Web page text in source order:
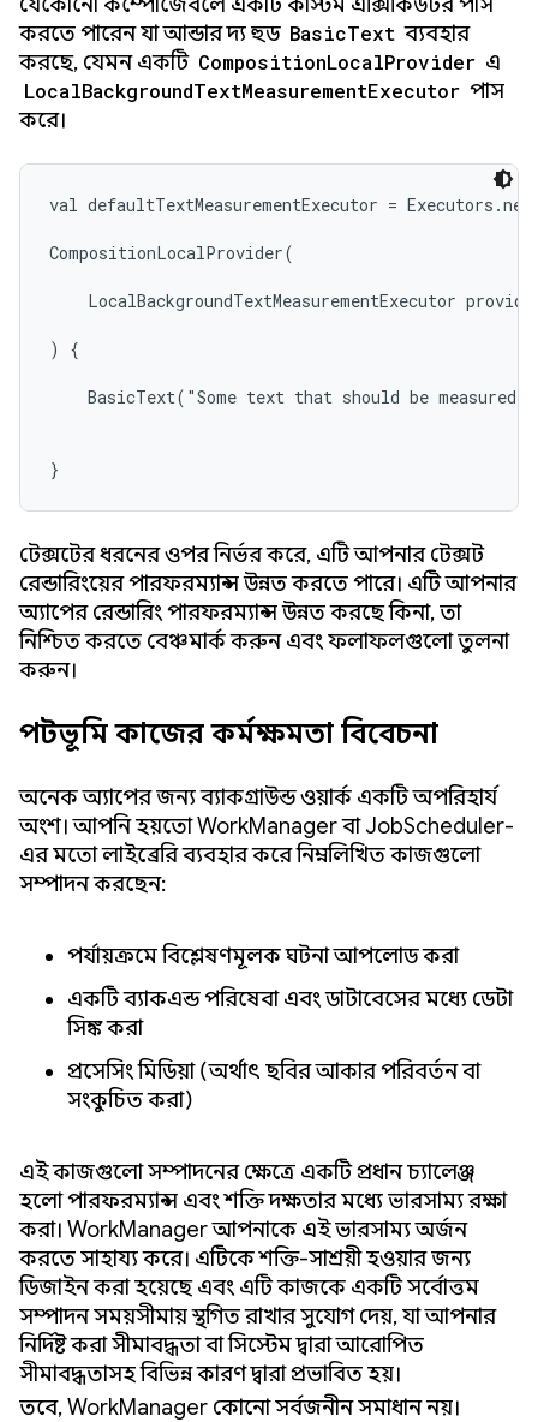
করতে পারেন যা আন্ডার দ্য হুড BasicText ব্যবহার
করছে, যেমন একটি CompositionLocalProvider এ
LocalBackgroundTextMeasurementExecutor পাস
করে।
val defaultTextMeasurementExecutor =
CompositionLocalProvider(
LocalBackgroundTextMeasurementExecutor
) {
BasicText("Some text that should be measured
}
টেক্সটের ধরনের ওপর নির্ভর করে, এটি আপনার টেক্সট
রেন্ডারিংয়ের পারফরম্যান্স উন্নত করতে পারে। এটি আপনার
অ্যাপের রেন্ডারিং পারফরম্যান্স উন্নত করছে কিনা, তা
নিশ্চিত করতে বেঞ্চমার্ক করুন এবং ফলাফলগুলো তুলনা
করুন।
পটভূমি কাজের কর্মক্ষমতা বিবেচনা
অনেক অ্যাপের জন্য ব্যাকগ্রাউন্ড ওয়ার্ক একটি অপরিহার্য
অংশ। আপনি হয়তো WorkManager বা JobScheduler-
এর মতো লাইব্রেরি ব্যবহার করে নিম্নলিখিত কাজগুলো
সম্পাদন করছেন:
পর্যায়ক্রমে বিশ্লেষণমূলক ঘটনা আপলোড করা
একটি ব্যাকএন্ড পরিষেবা এবং ডাটাবেসের মধ্যে ডেটা
সিঙ্ক করা
প্রসেসিং মিডিয়া (অর্থাৎ ছবির আকার পরিবর্তন বা
সংকুচিত করা)
এই কাজগুলো সম্পাদনের ক্ষেত্রে একটি প্রধান চ্যালেঞ্জ
হলো পারফরম্যান্স এবং শক্তি দক্ষতার মধ্যে ভারসাম্য রক্ষা
করা। WorkManager আপনাকে এই ভারসাম্য অর্জন
করতে সাহায্য করে। এটিকে শক্তি-সাশ্রয়ী হওয়ার জন্য
ডিজাইন করা হয়েছে এবং এটি কাজকে একটি সর্বোত্তম
সম্পাদন সময়সীমায় স্থগিত রাখার সুযোগ দেয়, যা আপনার
নির্দিষ্ট করা সীমাবদ্ধতা বা সিস্টেম দ্বারা আরোপিত
সীমাবদ্ধতাসহ বিভিন্ন কারণ দ্বারা প্রভাবিত হয়।
তবে, WorkManager কোনো সর্বজনীন সমাধান নয়।